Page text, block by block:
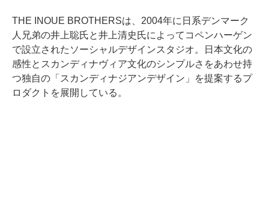
THE INOUE BROTHERSは、2004年に日系デンマーク
人兄弟の井上聡氏と井上清史氏によってコペンハーゲン
で設立されたソーシャルデザインスタジオ。日本文化の
感性とスカンディナヴィア文化のシンプルさをあわせ持
つ独自の「スカンディナジアンデザイン」を提案するプ
ロダクトを展開している。